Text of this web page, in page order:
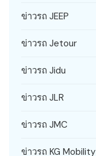
ข่าวรถ JEEP
ข่าวรถ Jetour
ข่าวรถ Jidu
ข่าวรถ JLR
ข่าวรถ JMC
ข่าวรถ KG Mobility